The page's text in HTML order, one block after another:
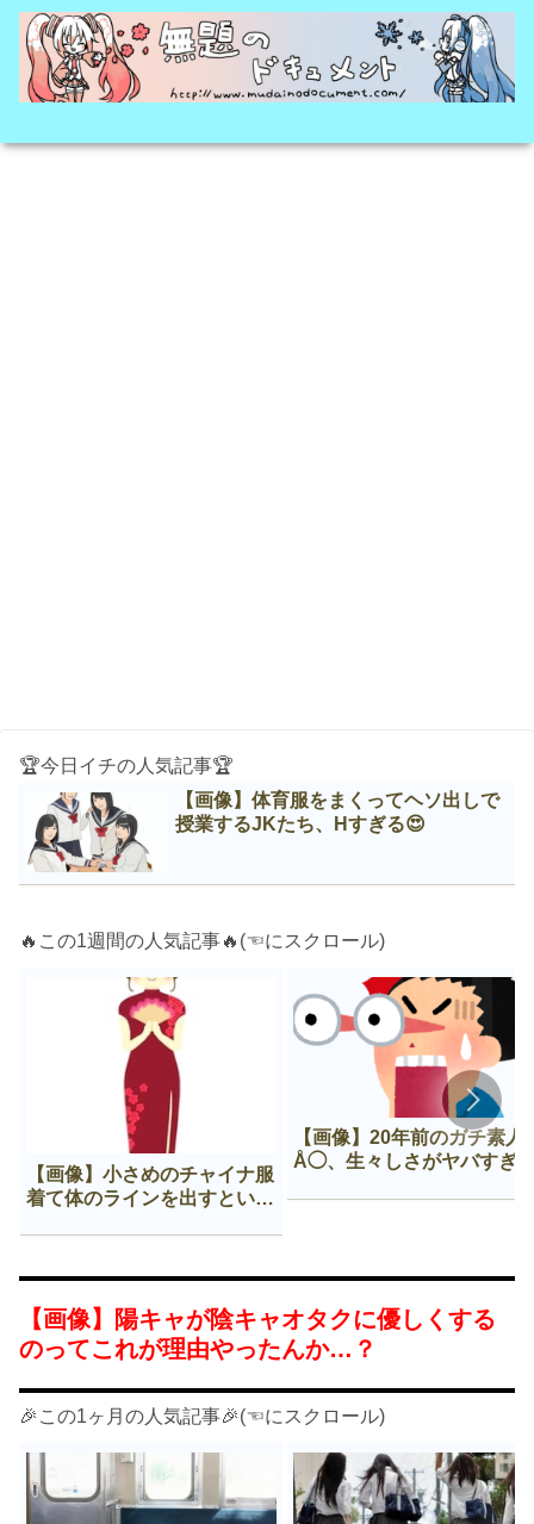
🏆今日イチの人気記事🏆
【画像】体育服をまくってヘソ出しで
授業するJKたち、Нすぎる😍
🔥この1週間の人気記事🔥(☜にスクロール)
【画像】小さめのチャイナ服
着て体のラインを出すという
【画像】20年前のガチ素人
Å◯、生々しさがヤバすぎ
【画像】陽キャが陰キャオタクに優しくする
のってこれが理由やったんか…？
🎉この1ヶ月の人気記事🎉(☜にスクロール)